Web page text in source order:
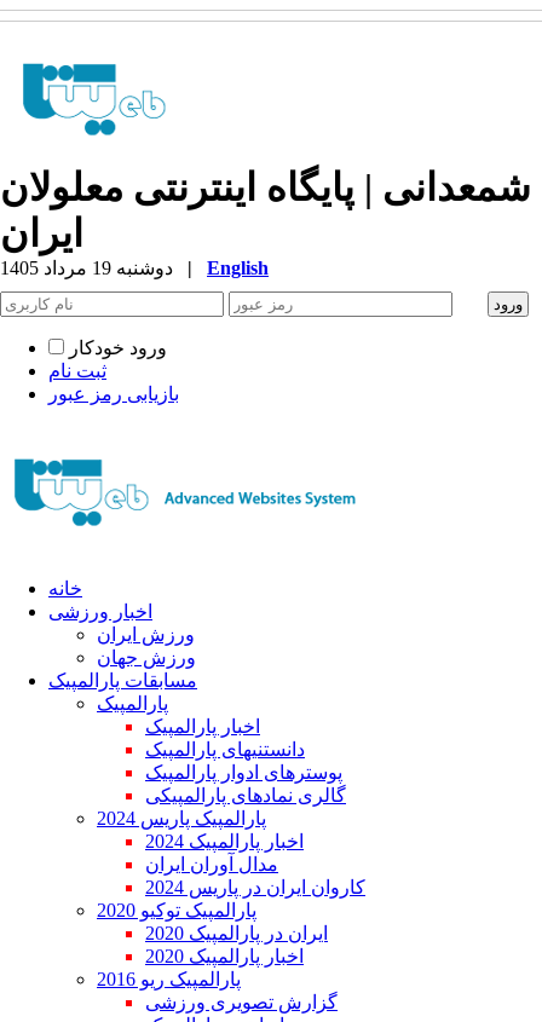
شمعدانی | پایگاه اینترنتی معلولان
ایران
| English
ورود خودکار
ثبت نام
بازیابی رمز عبور
خانه
اخبار ورزشی
ورزش ایران
ورزش جهان
مسابقات پارالمپیک
پارالمپیک
اخبار پارالمپیک
دانستنیهای پارالمپیک
پوسترهای ادوار پارالمپیک
گالری نمادهای پارالمپیکی
پارالمپیک پاریس 2024
اخبار پارالمپیک 2024
مدال آوران ایران
کاروان ایران در پاریس 2024
پارالمپیک توکیو 2020
ایران در پارالمپیک 2020
اخبار پارالمپیک 2020
پارالمپیک ریو 2016
گزارش تصویری ورزشی